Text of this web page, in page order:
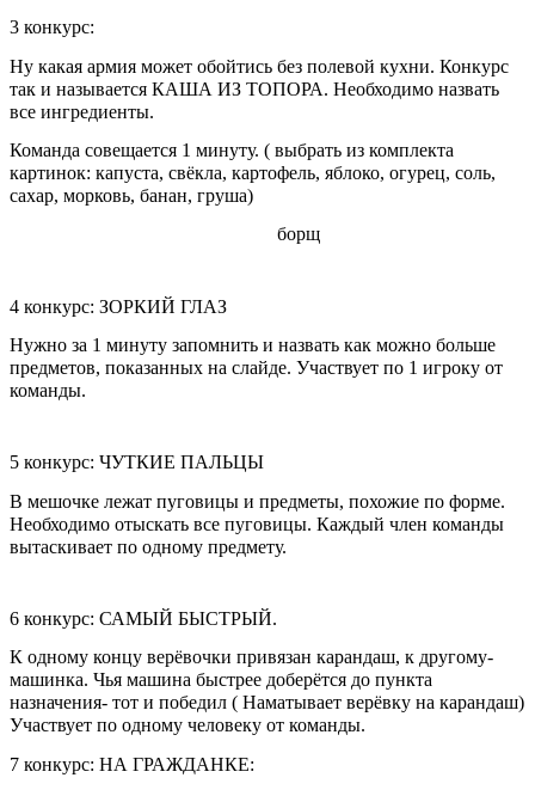
3 конкурс:
Ну какая армия может обойтись без полевой кухни. Конкурс
так и называется КАША ИЗ ТОПОРА. Необходимо назвать
все ингредиенты.
Команда совещается 1 минуту. ( выбрать из комплекта
картинок: капуста, свёкла, картофель, яблоко, огурец, соль,
сахар, морковь, банан, груша)
борщ
4 конкурс: ЗОРКИЙ ГЛАЗ
Нужно за 1 минуту запомнить и назвать как можно больше
предметов, показанных на слайде. Участвует по 1 игроку от
команды.
5 конкурс: ЧУТКИЕ ПАЛЬЦЫ
В мешочке лежат пуговицы и предметы, похожие по форме.
Необходимо отыскать все пуговицы. Каждый член команды
вытаскивает по одному предмету.
6 конкурс: САМЫЙ БЫСТРЫЙ.
К одному концу верёвочки привязан карандаш, к другому-
машинка. Чья машина быстрее доберётся до пункта
назначения- тот и победил ( Наматывает верёвку на карандаш)
Участвует по одному человеку от команды.
7 конкурс: НА ГРАЖДАНКЕ: